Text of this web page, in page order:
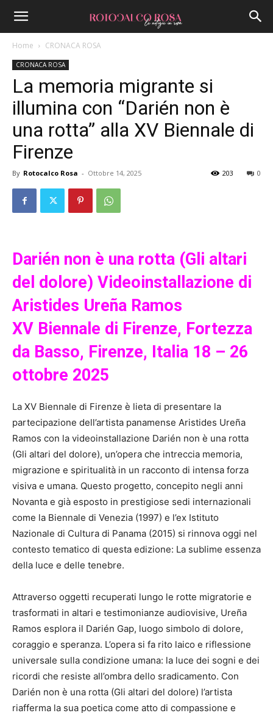
Home CRONACA ROSA
CRONACA ROSA
La memoria migrante si
illumina con “Darién non è
una rotta” alla XV Biennale di
Firenze
By Rotocalco Rosa - Ottobre 14, 2025 0
203
Darién non è una rotta (Gli altari
del dolore) Videoinstallazione di
Aristides Ureña Ramos
XV Biennale di Firenze, Fortezza
da Basso, Firenze, Italia 18 – 26
ottobre 2025
La XV Biennale di Firenze è lieta di presentare la
partecipazione dell’artista panamense Aristides Ureña
Ramos con la videoinstallazione Darién non è una rotta
(Gli altari del dolore), un’opera che intreccia memoria,
migrazione e spiritualità in un racconto di intensa forza
visiva e umana. Questo progetto, concepito negli anni
Novanta e già esposto in prestigiose sedi internazionali
come la Biennale di Venezia (1997) e l’ex Istituto
Nazionale di Cultura di Panama (2015) si rinnova oggi nel
contesto tematico di questa edizione: La sublime essenza
della luce e delle tenebre.
Attraverso oggetti recuperati lungo le rotte migratorie e
trasformati in altari e testimonianze audiovisive, Ureña
Ramos esplora il Darién Gap, luogo simbolo di dolore,
coraggio e speranza. L’opera si fa rito laico e riflessione
universale sulla condizione umana: la luce dei sogni e dei
ricordi che resiste all’ombra dello sradicamento. Con
Darién non è una rotta (Gli altari del dolore) l’artista
riafferma la sua poetica come atto di compassione e